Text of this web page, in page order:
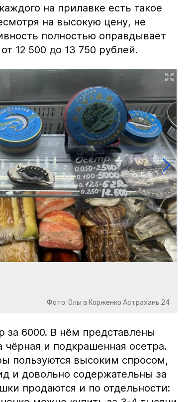
на прилавке есть такое
на высокую цену, не
полностью оправдывает
12 500 до 13 750 рублей.
Фото: Ольга Корженко Астрахань 24
6000. В нём представлены
и подкрашенная осетра.
пользуются высоким спросом,
и довольно содержательны за
продаются и по отдельности: